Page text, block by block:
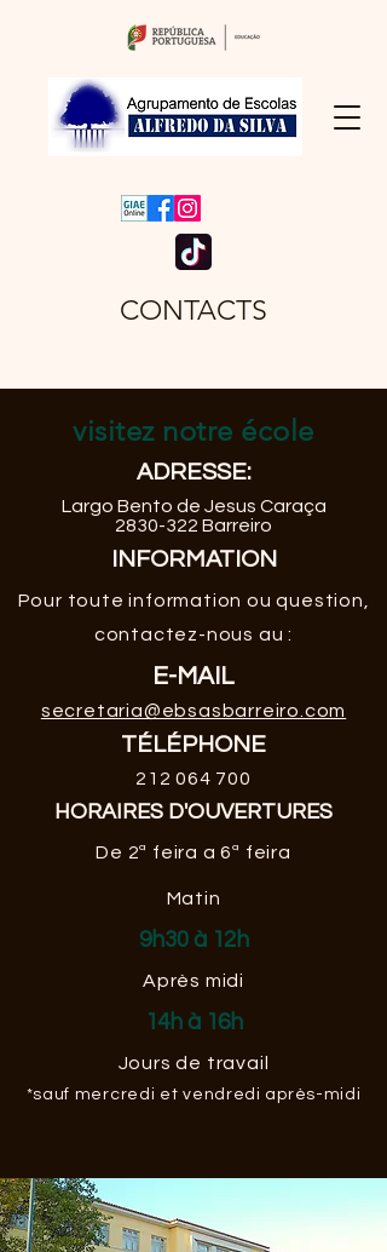
CONTACTS
visitez notre école
ADRESSE:
Largo Bento de Jesus Caraça
2830-322 Barreiro
INFORMATION
Pour toute information ou question,
contactez-nous au :
E-MAIL
secretaria@ebsasbarreiro.com
TÉLÉPHONE
212 064 700
HORAIRES D'OUVERTURES
De 2ª feira a 6ª feira
Matin
9h30 à 12h
Après midi
14h à 16h
Jours de travail
*sauf mercredi et vendredi après-midi